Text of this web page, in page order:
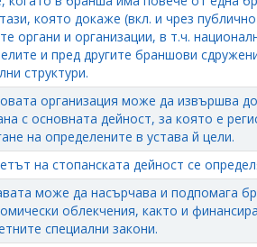
която докаже (вкл. и чрез
органи и организации, в т.ч.
и пред другите браншови
структури.
организация може да извършва
с основната дейност, за която е
на определените в устава й цели.
на стопанската дейност се
може да насърчава и подпомага
облекчения, както и
специални закони.